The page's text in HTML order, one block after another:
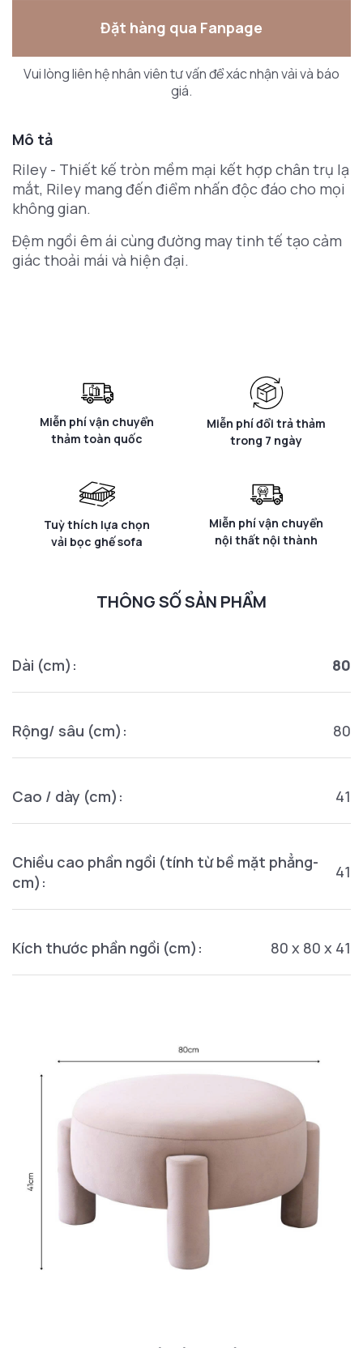
Đặt hàng qua Fanpage
Vui lòng liên hệ nhân viên tư vấn để xác nhận vải và báo
giá.
Mô tả
Riley - Thiết kế tròn mềm mại kết hợp chân trụ lạ
mắt, Riley mang đến điểm nhấn độc đáo cho mọi
không gian.
Đệm ngồi êm ái cùng đường may tinh tế tạo cảm
giác thoải mái và hiện đại.
Miễn phí vận chuyển
thảm toàn quốc
Miễn phí đổi trả thảm
trong 7 ngày
Tuỳ thích lựa chọn
vải bọc ghế sofa
Miễn phí vận chuyển
nội thất nội thành
THÔNG SỐ SẢN PHẨM
Dài (cm): 80
Rộng/ sâu (cm): 80
Cao / dày (cm): 41
Chiều cao phần ngồi (tính từ bề mặt phẳng-
cm):
41
Kích thước phần ngồi (cm): 80 x 80 x 41